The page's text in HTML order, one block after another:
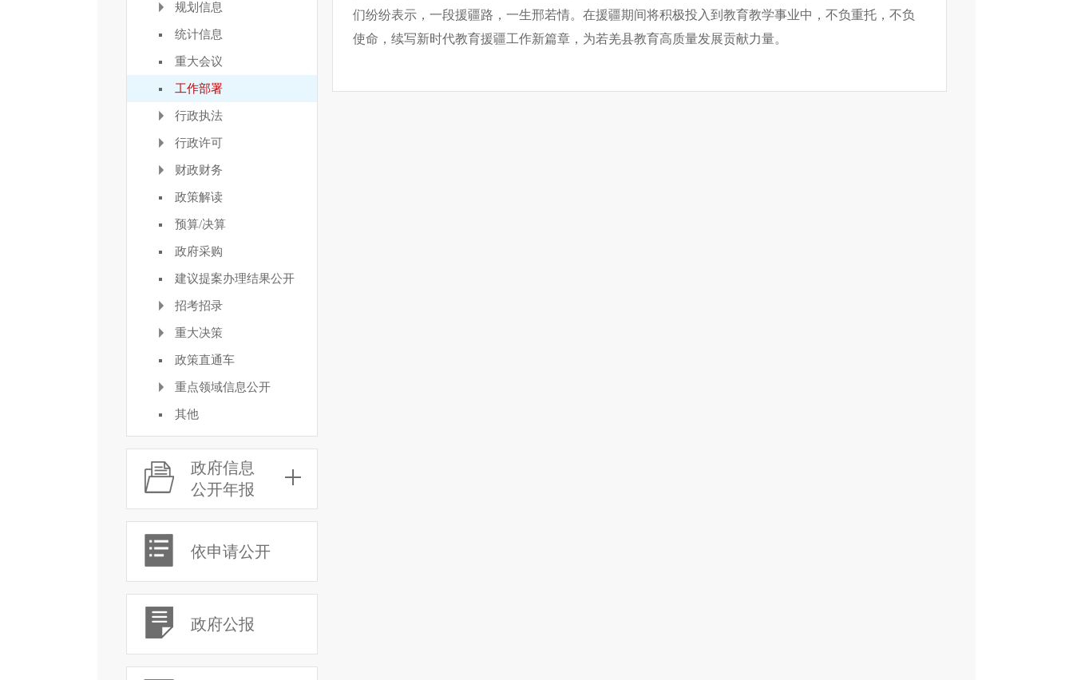
规划信息
统计信息
重大会议
工作部署
行政执法
行政许可
财政财务
政策解读
预算/决算
政府采购
建议提案办理结果公开
招考招录
重大决策
政策直通车
重点领域信息公开
其他
政府信息
公开年报
依申请公开
政府公报
们纷纷表示，一段援疆路，一生邢若情。在援疆期间将积极投入到教育教学事业中，不负重托，不负
使命，续写新时代教育援疆工作新篇章，为若羌县教育高质量发展贡献力量。